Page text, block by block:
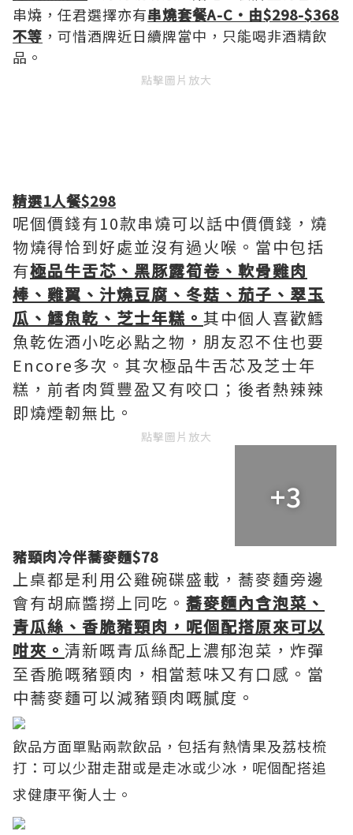
串燒，任君選擇亦有串燒套餐A-C•由$298-$368
不等 ，可惜酒牌近日續牌當中，只能喝非酒精飲
品。
點擊圖片放大
精選1人餐$298
呢個價錢有10款串燒可以話中價價錢，燒
物燒得恰到好處並沒有過火喉。當中包括
有極品牛舌芯、黑豚露筍卷、軟骨雞肉
棒、雞翼、汁燒豆腐、冬菇、茄子、翠玉
瓜、鱈魚乾、芝士年糕。 其中個人喜歡鱈
魚乾佐酒小吃必點之物，朋友忍不住也要
Encore多次。其次極品牛舌芯及芝士年
糕，前者肉質豐盈又有咬口；後者熱辣辣
即燒煙韌無比。
點擊圖片放大
+3
豬頸肉冷伴蕎麥麵$78
上桌都是利用公雞碗碟盛載，蕎麥麵旁邊
會有胡麻醬撈上同吃。 蕎麥麵內含泡菜、
青瓜絲、香脆豬頸肉，呢個配搭原來可以
咁夾。 清新嘅青瓜絲配上濃郁泡菜，炸彈
至香脆嘅豬頸肉，相當惹味又有口感。當
中蕎麥麵可以減豬頸肉嘅膩度。
飲品方面單點兩款飲品，包括有熱情果及荔枝梳
打：可以少甜走甜或是走冰或少冰，呢個配搭追
求健康平衡人士。